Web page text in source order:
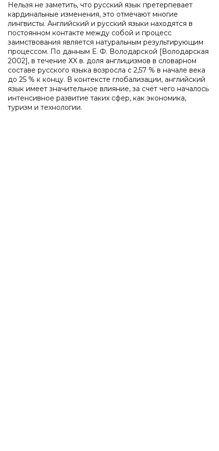
Нельзя не заметить, что русский язык претерпевает
кардинальные изменения, это отмечают многие
лингвисты. Английский и русский языки находятся в
постоянном контакте между собой и процесс
заимствования является натуральным результирующим
процессом. По данным Е. Ф. Володарской [Володарская
2002], в течение XX в. доля англицизмов в словарном
составе русского языка возросла с 2,57 % в начале века
до 25 % к концу. В контексте глобализации, английский
язык имеет значительное влияние, за счёт чего началось
интенсивное развитие таких сфер, как экономика,
туризм и технологии.